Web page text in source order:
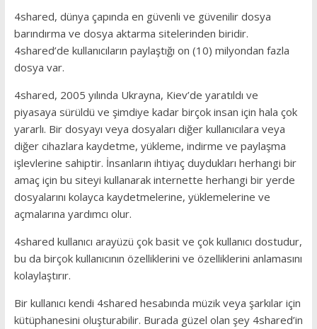
4shared, dünya çapında en güvenli ve güvenilir dosya
barındırma ve dosya aktarma sitelerinden biridir.
4shared’de kullanıcıların paylaştığı on (10) milyondan fazla
dosya var.
4shared, 2005 yılında Ukrayna, Kiev’de yaratıldı ve
piyasaya sürüldü ve şimdiye kadar birçok insan için hala çok
yararlı. Bir dosyayı veya dosyaları diğer kullanıcılara veya
diğer cihazlara kaydetme, yükleme, indirme ve paylaşma
işlevlerine sahiptir. İnsanların ihtiyaç duydukları herhangi bir
amaç için bu siteyi kullanarak internette herhangi bir yerde
dosyalarını kolayca kaydetmelerine, yüklemelerine ve
açmalarına yardımcı olur.
4shared kullanıcı arayüzü çok basit ve çok kullanıcı dostudur,
bu da birçok kullanıcının özelliklerini ve özelliklerini anlamasını
kolaylaştırır.
Bir kullanıcı kendi 4shared hesabında müzik veya şarkılar için
kütüphanesini oluşturabilir. Burada güzel olan şey 4shared’in